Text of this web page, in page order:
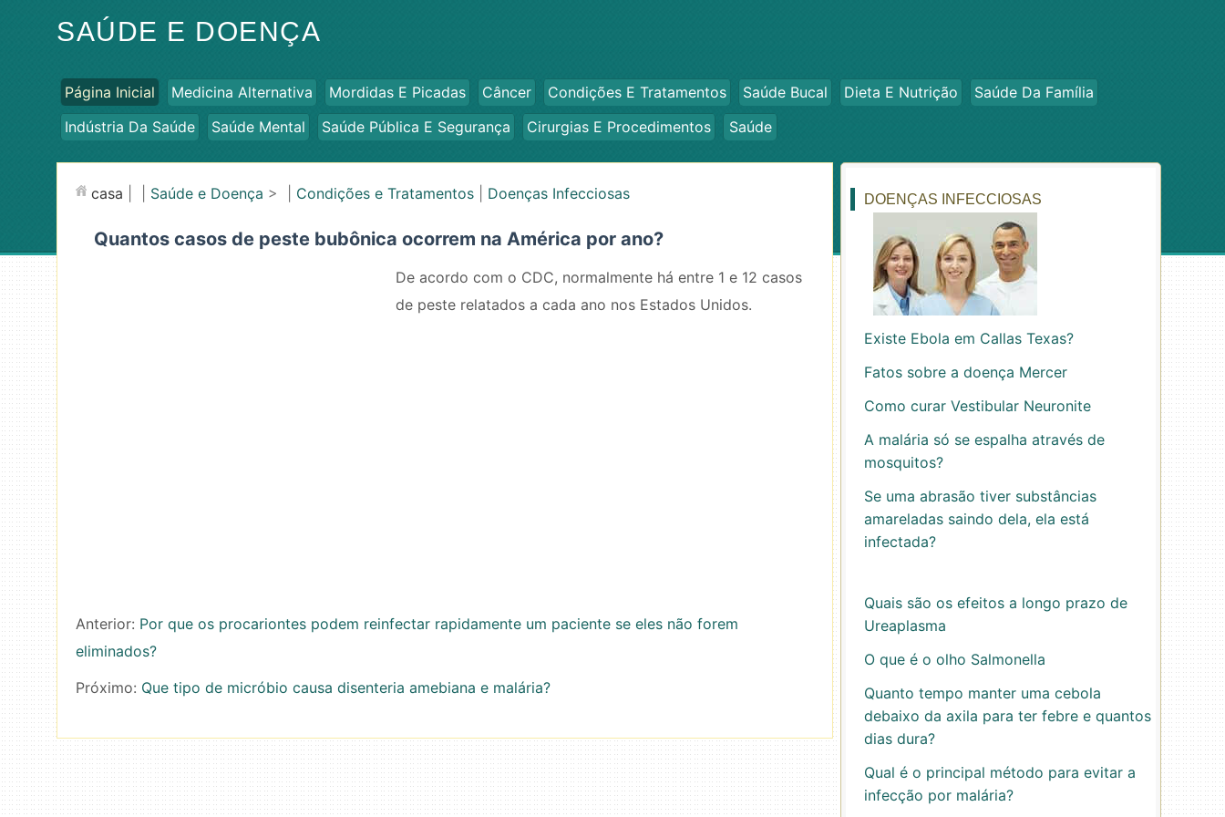
SAÚDE E DOENÇA
Página Inicial Medicina Alternativa Mordidas E Picadas Câncer Condições E Tratamentos Saúde Bucal Dieta E Nutrição
Saúde Da Família
Indústria Da Saúde
Saúde Mental Saúde Pública E Segurança Cirurgias E Procedimentos Saúde
casa Saúde e Doença > | Condições e Tratamentos Doenças Infecciosas
Quantos casos de peste bubônica ocorrem na América por ano?
De acordo com o CDC, normalmente há entre 1 e 12 casos
de peste relatados a cada ano nos Estados Unidos.
Anterior: Por que os procariontes podem reinfectar rapidamente um paciente se eles não forem
eliminados?
Próximo: Que tipo de micróbio causa disenteria amebiana e malária?
DOENÇAS INFECCIOSAS
Existe Ebola em Callas Texas?
Fatos sobre a doença Mercer
Como curar Vestibular Neuronite
A malária só se espalha através de
mosquitos?
Se uma abrasão tiver substâncias
amareladas saindo dela, ela está
infectada?
Quais são os efeitos a longo prazo de
Ureaplasma
O que é o olho Salmonella
Quanto tempo manter uma cebola
debaixo da axila para ter febre e quantos
dias dura?
Qual é o principal método para evitar a
infecção por malária?